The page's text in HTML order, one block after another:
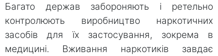
Багато держав забороняють і ретельно
контролюють виробництво наркотичних
засобів для їх застосування, зокрема в
медицині. Вживання наркотиків завдає